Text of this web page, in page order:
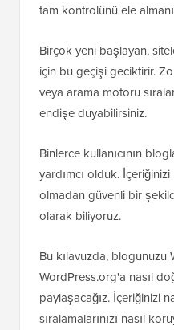
tam kontrolünü ele
Birçok yeni başlayan,
için bu geçişi geciktirir.
veya arama motoru
endişe duyabilirsiniz.
Binlerce kullanıcının
yardımcı olduk.
olmadan güvenli bir
olarak biliyoruz.
Bu kılavuzda, blogunuzu
WordPress.org'a nasıl
paylaşacağız. İçeriğinizi
sıralamalarınızı nasıl